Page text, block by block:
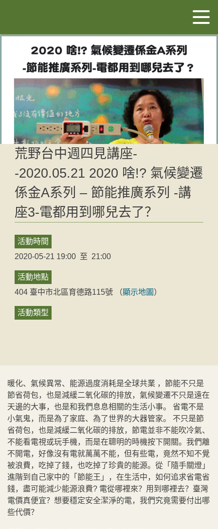
荒野台中週四見講座-
-2020.05.21 2020 啥!? 氣候變遷
係金A系列 – 節能推廣系列 -講
座3-電都用到哪兒去了？
活動時間
2020-05-21 19:00 至 21:00
活動地點
404 臺中市北區育德路115號 （顯示地圖 ）
活動類型
暖化、氣候異常、能源過度消耗是全球共業 ，節能不只是
節省荷包，也是減緩二氧化碳的排放，氣候變遷不只是遠在
天邊的大事，也是和我們息息相關的生活小事。 省電不是
小氣鬼，而是為了家庭、為了世界的大器管家。 不只是節
省荷包，也是減緩二氧化碳的排放，節電並非不能吹冷氣、
不能看電視或玩手機，而是在聰明的時機按下開關。我們離
不開電，好像沒有電就萬萬不能，但有些電，竟然不知不覺
被浪費，吃掉了錢，也吃掉了珍貴的能源。從「隨手關燈」
進階到自己家中的「節能王」，在生活中，如何追求省電省
錢，盡可能減少能源浪費? 電從哪裡來？用到哪裡去？臺灣
電價真便宜？想要穩定安全潔淨的電，我們究竟需要付出哪
些代價？